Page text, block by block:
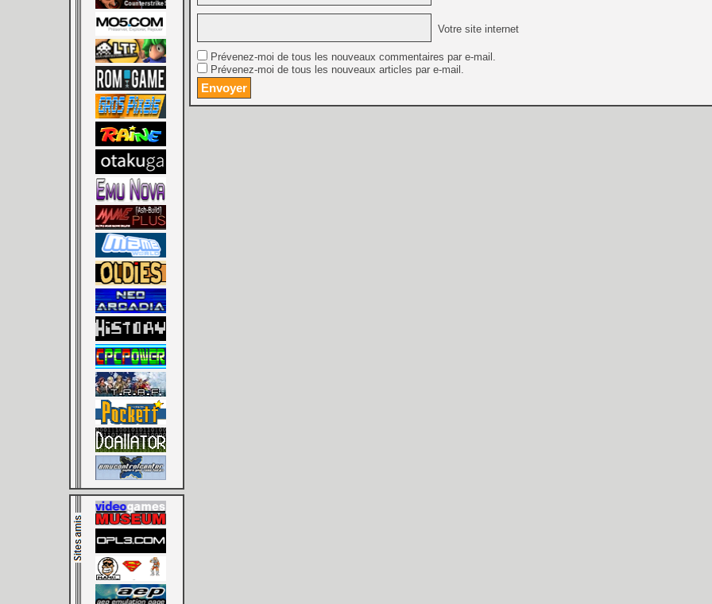
[Mo5] Deux inédits du
[GK] Le beat'em up The
[GK] Endless Legend 2 :
[LS] [PS5] Premiers
Votre site internet
Prévenez-moi de tous les nouveaux commentaires par e-mail.
Prévenez-moi de tous les nouveaux articles par e-mail.